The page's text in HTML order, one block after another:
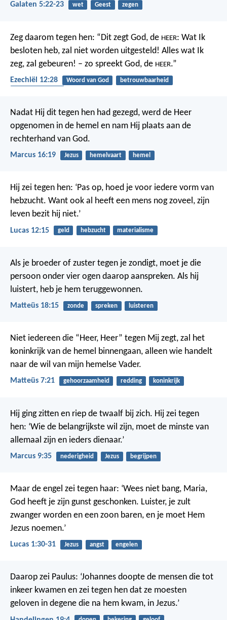
Galaten 5:22-23 wet Geest zegen
Zeg daarom tegen hen: “Dit zegt God, de HEER: Wat Ik
besloten heb, zal niet worden uitgesteld! Alles wat Ik
zeg, zal gebeuren! – zo spreekt God, de HEER.”
Ezechiël 12:28 Woord van God
betrouwbaarheid
Nadat Hij dit tegen hen had gezegd, werd de Heer
opgenomen in de hemel en nam Hij plaats aan de
rechterhand van God.
Marcus 16:19 Jezus hemelvaart hemel
Hij zei tegen hen: ‘Pas op, hoed je voor iedere vorm van
hebzucht. Want ook al heeft een mens nog zoveel, zijn
leven bezit hij niet.’
Lucas 12:15 geld hebzucht materialisme
Als je broeder of zuster tegen je zondigt, moet je die
persoon onder vier ogen daarop aanspreken. Als hij
luistert, heb je hem teruggewonnen.
Matteüs 18:15 zonde spreken luisteren
Niet iedereen die “Heer, Heer” tegen Mij zegt, zal het
koninkrijk van de hemel binnengaan, alleen wie handelt
naar de wil van mijn hemelse Vader.
Matteüs 7:21 gehoorzaamheid redding koninkrijk
Hij ging zitten en riep de twaalf bij zich. Hij zei tegen
hen: ‘Wie de belangrijkste wil zijn, moet de minste van
allemaal zijn en ieders dienaar.’
Marcus 9:35 nederigheid Jezus begrijpen
Maar de engel zei tegen haar: ‘Wees niet bang, Maria,
God heeft je zijn gunst geschonken. Luister, je zult
zwanger worden en een zoon baren, en je moet Hem
Jezus noemen.’
Lucas 1:30-31 Jezus angst engelen
Daarop zei Paulus: ‘Johannes doopte de mensen die tot
inkeer kwamen en zei tegen hen dat ze moesten
geloven in degene die na hem kwam, in Jezus.’